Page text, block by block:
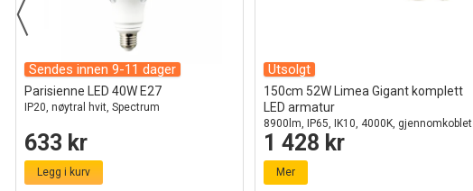
Sendes innen 9-11 dager
Parisienne LED 40W E27
IP20, nøytral hvit, Spectrum
633 kr
Legg i kurv
Utsolgt
150cm 52W Limea Gigant komplett
LED armatur
8900lm, IP65, IK10, 4000K, gjennomkoblet
1 428 kr
Mer